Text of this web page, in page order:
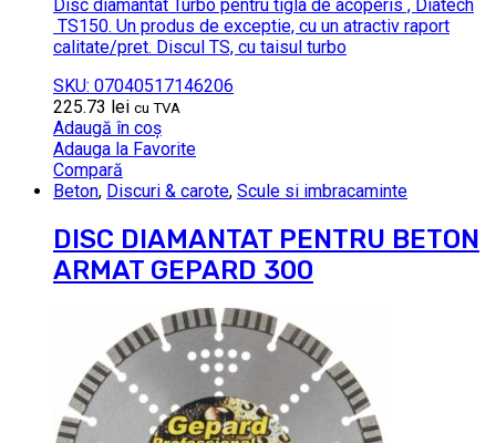
Disc diamantat Turbo pentru tigla de acoperis , Diatech
TS150. Un produs de exceptie, cu un atractiv raport
calitate/pret. Discul TS, cu taisul turbo
SKU: 07040517146206
225.73 lei cu TVA
Adaugă în coș
Adauga la Favorite
Compară
Beton, Discuri & carote, Scule si imbracaminte
DISC DIAMANTAT PENTRU BETON
ARMAT GEPARD 300